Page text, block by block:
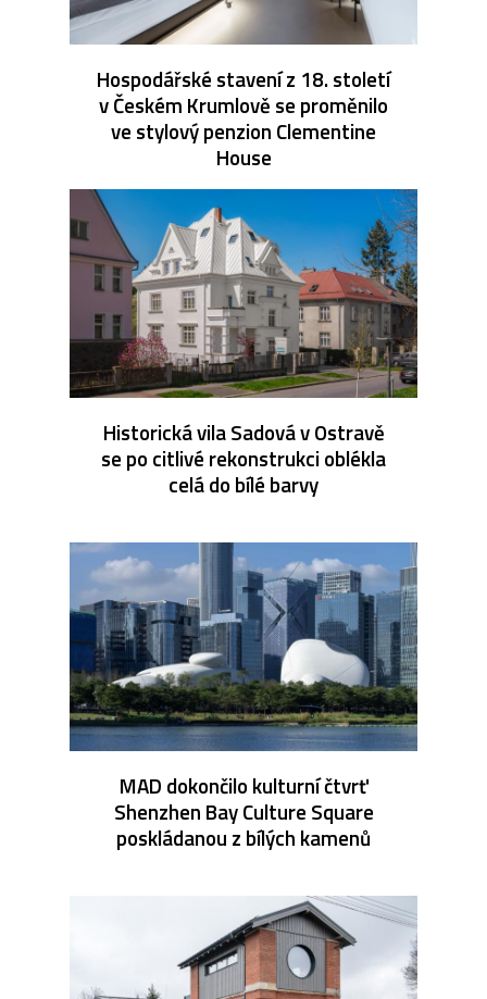
Hospodářské stavení z 18. století
v Českém Krumlově se proměnilo
ve stylový penzion Clementine
House
Historická vila Sadová v Ostravě
se po citlivé rekonstrukci oblékla
celá do bílé barvy
MAD dokončilo kulturní čtvrť
Shenzhen Bay Culture Square
poskládanou z bílých kamenů